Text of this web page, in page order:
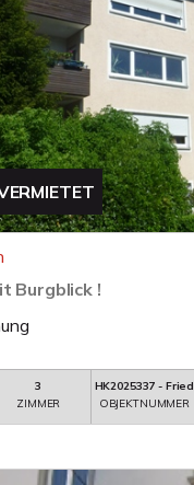
Burgblick !
3
ZIMMER
HK2025337 - Fried
OBJEKTNUMMER